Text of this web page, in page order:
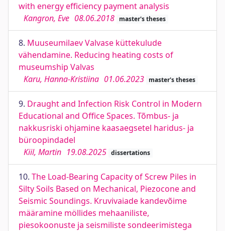
with energy efficiency payment analysis
Kangron, Eve 08.06.2018 master's theses
8. Muuseumilaev Valvase küttekulude
vähendamine. Reducing heating costs of
museumship Valvas
Karu, Hanna-Kristiina 01.06.2023 master's theses
9. Draught and Infection Risk Control in Modern
Educational and Office Spaces. Tõmbus- ja
nakkusriski ohjamine kaasaegsetel haridus- ja
büroopindadel
Kiil, Martin 19.08.2025 dissertations
10. The Load-Bearing Capacity of Screw Piles in
Silty Soils Based on Mechanical, Piezocone and
Seismic Soundings. Kruvivaiade kandevõime
määramine möllides mehaaniliste,
piesokoonuste ja seismiliste sondeerimistega